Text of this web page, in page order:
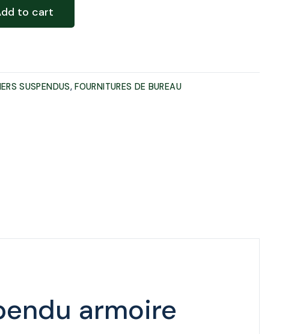
Création de site web
to cart
SUSPENDUS, FOURNITURES DE BUREAU
armoire